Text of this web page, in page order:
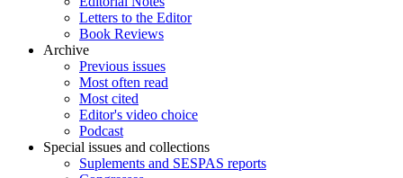
Letters to the Editor
Book Reviews
Archive
Previous issues
Most often read
Most cited
Editor's video choice
Podcast
Special issues and collections
Suplements and SESPAS reports